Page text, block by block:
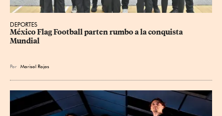
DEPORTES
México Flag Football parten rumbo a la conquista
Mundial
Por Marisol Rojas